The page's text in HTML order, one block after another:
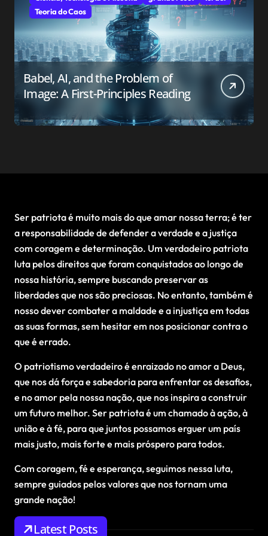
Teoria do Caos
Babel, AI, and the Problem of
Image: A First-Principles Reading
Ser patriota é muito mais do que amar nossa terra; é ter
a responsabilidade de defender a verdade e a justiça
com coragem e determinação. Um verdadeiro patriota
luta pelos direitos que foram conquistados ao longo de
nossa história, sempre buscando preservar as
liberdades que nos são preciosas. No entanto, também é
nosso dever combater a maldade e a injustiça em todas
as suas formas, sem hesitar em nos posicionar contra o
que é errado.
O patriotismo verdadeiro é enraizado no amor a Deus,
que nos dá força e sabedoria para enfrentar os desafios,
e no amor pela nossa nação, que nos inspira a construir
um futuro melhor. Ser patriota é um chamado à ação, à
união e à fé, para que juntos possamos erguer um país
mais justo, mais forte e mais próspero para todos.
Com coragem, fé e esperança, seguimos nessa luta,
sempre guiados pelos valores que nos tornam uma
grande nação!
Latest Posts